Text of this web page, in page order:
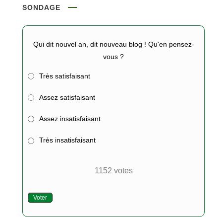
SONDAGE
Qui dit nouvel an, dit nouveau blog ! Qu'en pensez-
vous ?
Très satisfaisant
Assez satisfaisant
Assez insatisfaisant
Très insatisfaisant
1152 votes
Voter